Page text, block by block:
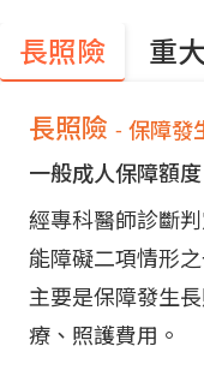
長照險 重
長照險 - 保障發
一般成人保障額
經專科醫師診斷
能障礙二項情形
主要是保障發生
療、照護費用。